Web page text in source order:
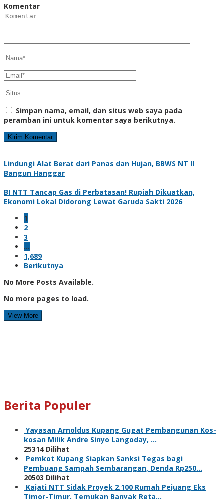
Komentar
Simpan nama, email, dan situs web saya pada
peramban ini untuk komentar saya berikutnya.
Lindungi Alat Berat dari Panas dan Hujan, BBWS NT II
Bangun Hanggar
BI NTT Tancap Gas di Perbatasan! Rupiah Dikuatkan,
Ekonomi Lokal Didorong Lewat Garuda Sakti 2026
1
2
3
…
1,689
Berikutnya
No More Posts Available.
No more pages to load.
View More
Berita Populer
Yayasan Arnoldus Kupang Gugat Pembangunan Kos-
kosan Milik Andre Sinyo Langoday, …
25314 Dilihat
Pemkot Kupang Siapkan Sanksi Tegas bagi
Pembuang Sampah Sembarangan, Denda Rp250…
20503 Dilihat
Kajati NTT Sidak Proyek 2.100 Rumah Pejuang Eks
Timor-Timur, Temukan Banyak Reta…